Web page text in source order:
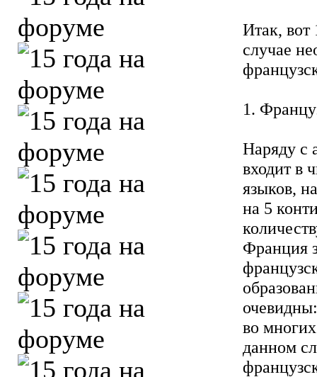
Итак, вот
случае
1.
Наряду с
входит в
языков,
на 5
Франция
во
данном